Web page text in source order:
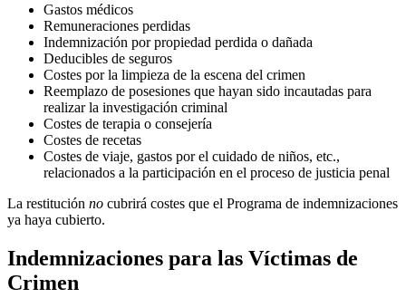
Gastos médicos
Remuneraciones perdidas
Indemnización por propiedad perdida o dañada
Deducibles de seguros
Costes por la limpieza de la escena del crimen
Reemplazo de posesiones que hayan sido incautadas para
realizar la investigación criminal
Costes de terapia o consejería
Costes de recetas
Costes de viaje, gastos por el cuidado de niños, etc.,
relacionados a la participación en el proceso de justicia penal
La restitución no cubrirá costes que el Programa de indemnizaciones
ya haya cubierto.
Indemnizaciones para las Víctimas de
Crimen